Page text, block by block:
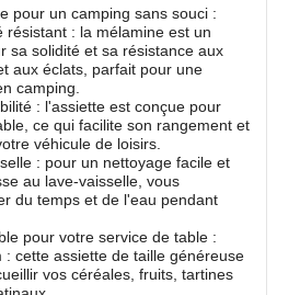
pour un camping sans souci :
résistant : la mélamine est un
sa solidité et sa résistance aux
aux éclats, parfait pour une
camping.
: l'assiette est conçue pour
ce qui facilite son rangement et
véhicule de loisirs.
: pour un nettoyage facile et
au lave-vaisselle, vous
du temps et de l'eau pendant
pour votre service de table :
: cette assiette de taille généreuse
vos céréales, fruits, tartines